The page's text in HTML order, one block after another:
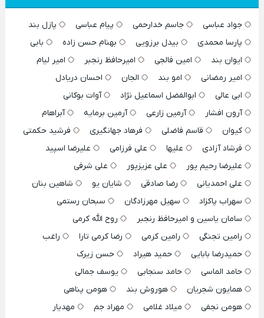
جواد عباسی جاسم خدارحمی پیام عباسی
پازل بند
پارسا محمدی
بیدل برزویی بهنام حسن زاده
بابی
ایوان بند
امین فالجی امیرحافظ رنجبر
امیر لیام
امیر رمضانی
امو بند الجان
احسان دریادل
ابی عالی
ابوالفضل اسماعیل نژاد
آوات بوکانی
آرون افشار
آرمین زارعی آرمین برمایه
آبراهام
کیوان
قاسم فاضلی فرهاد جهانگیری
فرشید حکمتی
فرشاد آزادی
علیها علی فرزامی
علیرضا اسپید
علیرضا رحیم پور
علی عزیزپور
علی شرفی
علی احمدیانی
رضا صادقی شایان یو
شاهین بنان
سهراب پاکزاد
سهیل مهرزادگان
سبحان رستمی
سامان یاسین و امیرحافظ رنجبر
روح الله کرمی
رامین تجنگی
رامین کرمی رضا کرمی تارا
راغب
حمیدرضا بابایی
حمید هیراد
حسن زیرک
حامد الماسی
حامد سنجابی
یوسف جمالی
همایون شجریان
هوروش بند
هومن پناهی
هومن نجفی
میلاد غلامی مهراد جم
مهدیار